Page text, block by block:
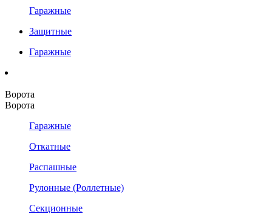
Гаражные
Защитные
Гаражные
Ворота
Ворота
Гаражные
Откатные
Распашные
Рулонные (Роллетные)
Секционные